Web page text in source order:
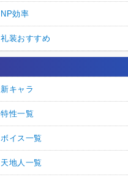
NP効率
礼装おすすめ
新キャラ
特性一覧
ボイス一覧
天地人一覧